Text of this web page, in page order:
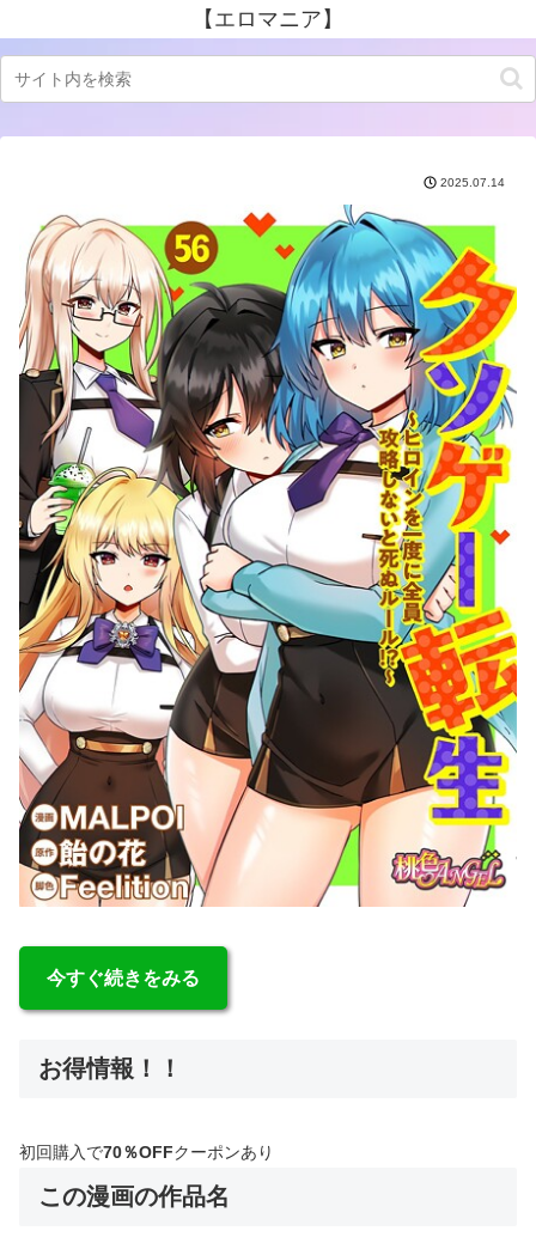
【エロマニア】
2025.07.14
今すぐ続きをみる
お得情報！！
初回購入で70％OFFクーポンあり
この漫画の作品名